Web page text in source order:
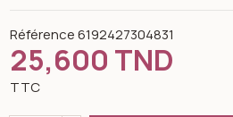
Référence 6192427304831
25,600 TND
TTC